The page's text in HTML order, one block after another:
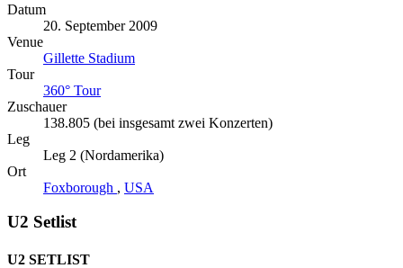
Datum
20. September 2009
Venue
Gillette Stadium
Tour
360° Tour
Zuschauer
138.805 (bei insgesamt zwei Konzerten)
Leg
Leg 2 (Nordamerika)
Ort
Foxborough , USA
U2 Setlist
U2 SETLIST